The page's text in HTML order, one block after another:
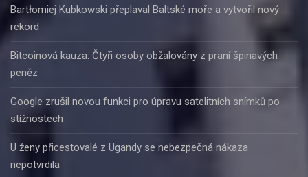
Bartłomiej Kubkowski přeplaval Baltské moře a vytvořil nový
rekord
Bitcoinová kauza: Čtyři osoby obžalovány z praní špinavých
peněz
Google zrušil novou funkci pro úpravu satelitních snímků po
stížnostech
U ženy přicestovalé z Ugandy se nebezpečná nákaza
nepotvrdila